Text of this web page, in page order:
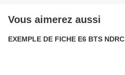
Vous aimerez aussi
EXEMPLE DE FICHE E6 BTS NDRC